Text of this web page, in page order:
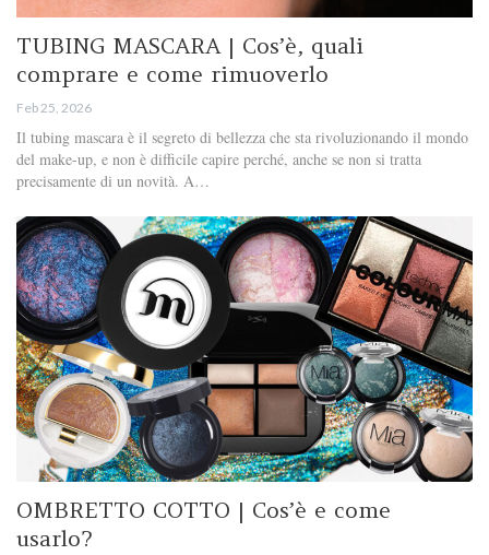
TUBING MASCARA | Cos’è, quali
comprare e come rimuoverlo
Feb 25, 2026
Il tubing mascara è il segreto di bellezza che sta rivoluzionando il mondo
del make-up, e non è difficile capire perché, anche se non si tratta
precisamente di un novità. A…
OMBRETTO COTTO | Cos’è e come
usarlo?